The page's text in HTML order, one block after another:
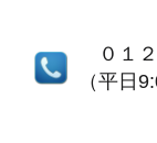
０１
（平日